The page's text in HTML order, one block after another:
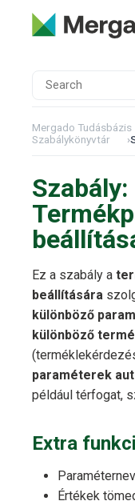
Mergado Tudásbázis
Szabálykönyvtár
›
Szabály:
Ez a szabály a
beállítására
különböző
különböző
paraméterek
például térfogat,
Extra
Értékek